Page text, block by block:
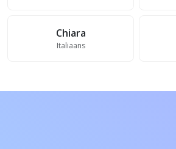
Chiara
Italiaans